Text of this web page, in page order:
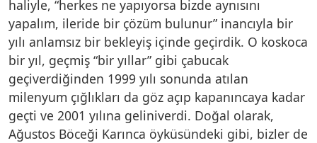
haliyle, “herkes ne yapıyorsa bizde aynısını
yapalım, ileride bir çözüm bulunur” inancıyla bir
yılı anlamsız bir bekleyiş içinde geçirdik. O koskoca
bir yıl, geçmiş “bir yıllar” gibi çabucak
geçiverdiğinden 1999 yılı sonunda atılan
milenyum çığlıkları da göz açıp kapanıncaya kadar
geçti ve 2001 yılına geliniverdi. Doğal olarak,
Ağustos Böceği Karınca öyküsündeki gibi, bizler de